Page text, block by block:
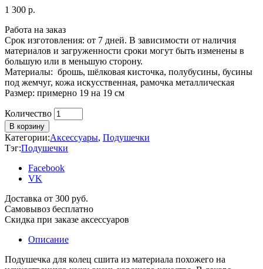
1 300 р.
Работа на заказ
Срок изготовления: от 7 дней. В зависимости от наличия
материалов и загруженности сроки могут быть изменены в
большую или в меньшую сторону.
Материалы: брошь, шёлковая кисточка, полубусины, бусины
под жемчуг, кожа искусственная, рамочка металлическая
Размер: примерно 19 на 19 см
Количество
Количество
В корзину
Категории:Аксессуары, Подушечки
Тэг:Подушечки
Facebook
VK
Доставка от 300 руб.
Самовывоз бесплатно
Скидка при заказе аксессуаров
Описание
Подушечка для колец сшита из материала похожего на